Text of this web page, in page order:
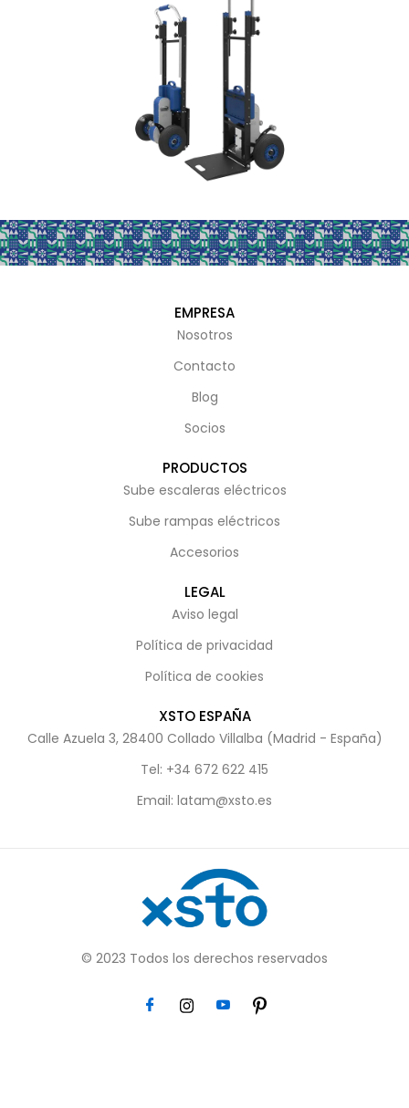
EMPRESA
Nosotros
Contacto
Blog
Socios
PRODUCTOS
Sube escaleras eléctricos
Sube rampas eléctricos
Accesorios
LEGAL
Aviso legal
Política de privacidad
Política de cookies
XSTO ESPAÑA
Calle Azuela 3, 28400 Collado Villalba (Madrid - España)
Tel: +34 672 622 415
Email: latam@xsto.es
© 2023 Todos los derechos reservados